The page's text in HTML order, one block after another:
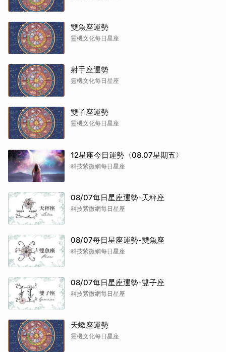
雙魚座運勢
靈機文化每日星座
射手座運勢
靈機文化每日星座
雙子座運勢
靈機文化每日星座
12星座今日運勢〈08.07星期五〉
科技紫微網每日星座
08/07每日星座運勢-天秤座
科技紫微網每日星座
08/07每日星座運勢-雙魚座
科技紫微網每日星座
08/07每日星座運勢-雙子座
科技紫微網每日星座
天蠍座運勢
靈機文化每日星座